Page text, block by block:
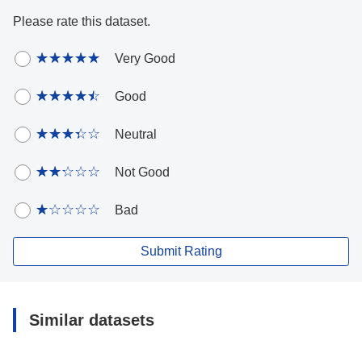
Please rate this dataset.
Very Good
Good
Neutral
Not Good
Bad
Submit Rating
Similar datasets